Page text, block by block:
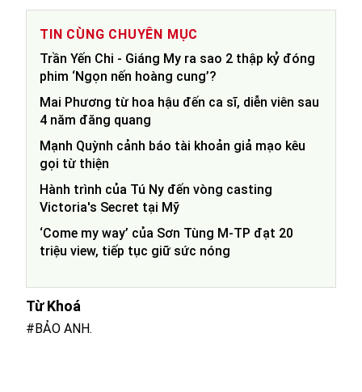
TIN CÙNG CHUYÊN MỤC
Trần Yến Chi - Giáng My ra sao 2 thập kỷ đóng
phim ‘Ngọn nến hoàng cung’?
Mai Phương từ hoa hậu đến ca sĩ, diễn viên sau
4 năm đăng quang
Mạnh Quỳnh cảnh báo tài khoản giả mạo kêu
gọi từ thiện
Hành trình của Tú Ny đến vòng casting
Victoria's Secret tại Mỹ
‘Come my way’ của Sơn Tùng M-TP đạt 20
triệu view, tiếp tục giữ sức nóng
Từ Khoá
#BẢO ANH.